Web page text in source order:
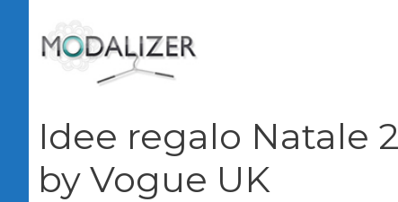
contenuto
Idee regalo Natale
by Vogue UK